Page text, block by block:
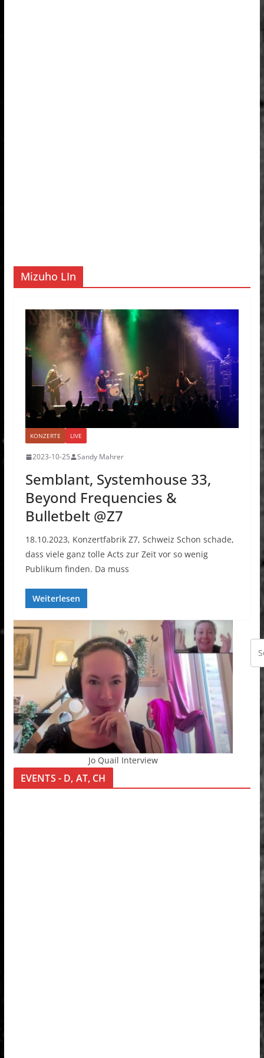
Mizuho LIn
KONZERTE LIVE
2023-10-25 Sandy Mahrer
Semblant, Systemhouse 33,
Beyond Frequencies &
Bulletbelt @Z7
18.10.2023, Konzertfabrik Z7, Schweiz Schon schade,
dass viele ganz tolle Acts zur Zeit vor so wenig
Publikum finden. Da muss
Weiterlesen
Jo Quail Interview
EVENTS - D, AT, CH